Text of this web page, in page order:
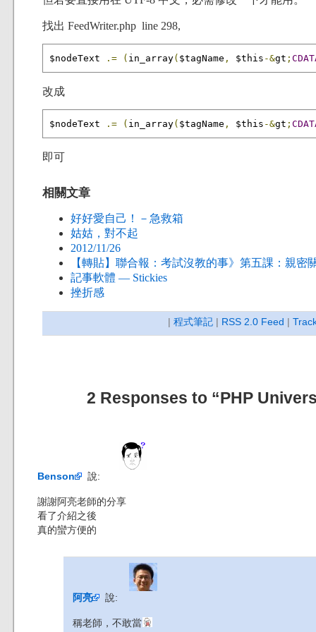
找出 FeedWriter.php line 298,
$nodeText .= ( in_array( $tagName , $this -&gt ;
改成
$nodeText .= ( in_array( $tagName , $this -&gt ;
即可
相關文章
好好愛自己！－急救箱
姑姑，對不起
2012/11/26
【轉貼】聯合報：考試沒教的事》第五課：親密
記事軟體 — Stickies
挫折感
| 程式筆記 | RSS 2.0 Feed |
2 Responses to “PHP
Benson 說:
謝謝阿亮老師的分享
看了介紹之後
真的蠻方便的
阿亮 說:
稱老師，不敢當